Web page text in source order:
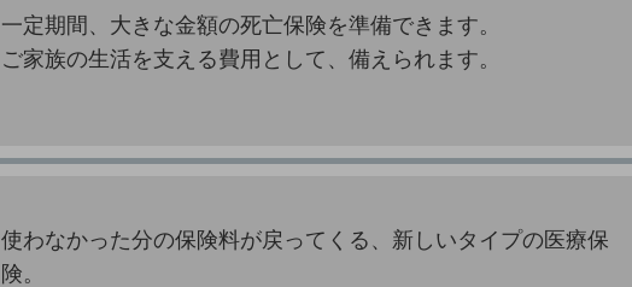
一定期間、大きな金額の死亡保険を準備できます。
ご家族の生活を支える費用として、備えられます。
使わなかった分の保険料が戻ってくる、新しいタイプの医療保
険。